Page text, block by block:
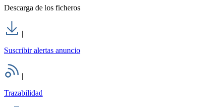
Descarga de los ficheros
|
Suscribir alertas anuncio
|
Trazabilidad